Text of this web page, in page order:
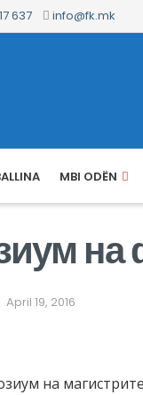
637 info@fk.mk
MBI ODËN
на
April 19, 2016
на